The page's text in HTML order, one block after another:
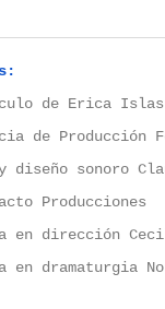
de Erica Islas
de Producción
diseño sonoro
Producciones
en dirección
en dramaturgia